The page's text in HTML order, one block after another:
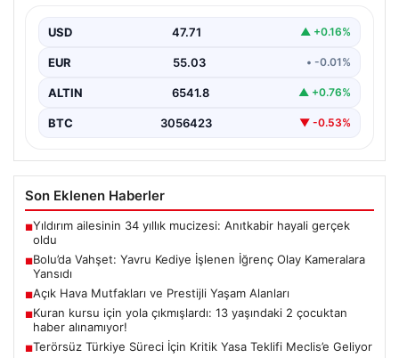
günlerde meydana gelen korkutucu olay, bölgedeki
sakinleri derinden sarstı. Elektrikli…
USD 47.71 ▲ +0.16%
EUR 55.03 • -0.01%
ALTIN 6541.8 ▲ +0.76%
BTC 3056423 ▼ -0.53%
Son Eklenen Haberler
■Yıldırım ailesinin 34 yıllık mucizesi: Anıtkabir hayali gerçek
oldu
■Bolu’da Vahşet: Yavru Kediye İşlenen İğrenç Olay Kameralara
Yansıdı
■Açık Hava Mutfakları ve Prestijli Yaşam Alanları
■Kuran kursu için yola çıkmışlardı: 13 yaşındaki 2 çocuktan
haber alınamıyor!
■Terörsüz Türkiye Süreci İçin Kritik Yasa Teklifi Meclis’e Geliyor